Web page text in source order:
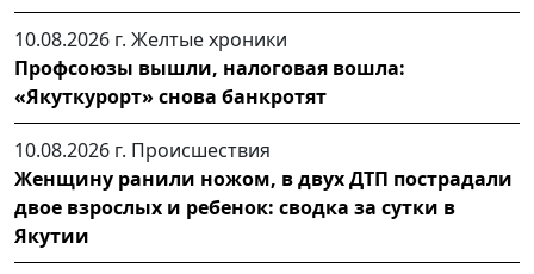
10.08.2026 г. Желтые хроники
Профсоюзы вышли, налоговая вошла:
«Якуткурорт» снова банкротят
10.08.2026 г. Происшествия
Женщину ранили ножом, в двух ДТП пострадали
двое взрослых и ребенок: сводка за сутки в
Якутии